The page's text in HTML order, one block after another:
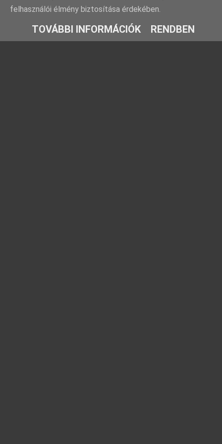
felhasználói élmény biztosítása érdekében.
TOVÁBBI INFORMÁCIÓK RENDBEN